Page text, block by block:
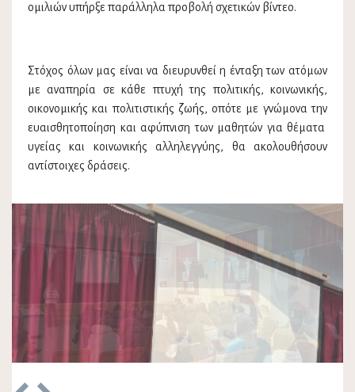
ομιλιών υπήρξε παράλληλα προβολή σχετικών βίντεο.
Στόχος όλων μας είναι να διευρυνθεί η ένταξη των ατόμων
με αναπηρία σε κάθε πτυχή της πολιτικής, κοινωνικής,
οικονομικής και πολιτιστικής ζωής, οπότε με γνώμονα την
ευαισθητοποίηση και αφύπνιση των μαθητών για θέματα
υγείας και κοινωνικής αλληλεγγύης, θα ακολουθήσουν
αντίστοιχες δράσεις.